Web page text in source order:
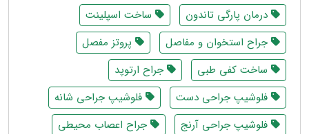
درمان پارگی تاندون
ساخت اسپلینت
جراح استخوان و مفاصل
پروتز مفصل
ساخت کفی طبی
جراح ارتوپد
فلوشیپ جراحی دست
فلوشیپ جراحی شانه
فلوشیپ جراحی آرنج
جراح اعصاب محیطی